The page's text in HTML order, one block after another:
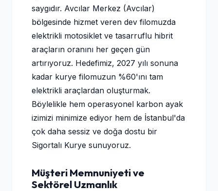
saygıdır. Avcılar Merkez (Avcılar)
bölgesinde hizmet veren dev filomuzda
elektrikli motosiklet ve tasarruflu hibrit
araçların oranını her geçen gün
artırıyoruz. Hedefimiz, 2027 yılı sonuna
kadar kurye filomuzun %60'ını tam
elektrikli araçlardan oluşturmak.
Böylelikle hem operasyonel karbon ayak
izimizi minimize ediyor hem de İstanbul'da
çok daha sessiz ve doğa dostu bir
Sigortalı Kurye sunuyoruz.
Müşteri Memnuniyeti ve
Sektörel Uzmanlık